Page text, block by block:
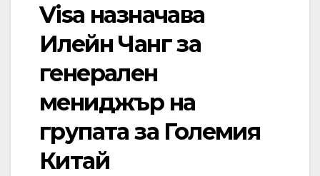
Visa назначава
Илейн Чанг за
генерален
мениджър на
групата за Големия
Китай